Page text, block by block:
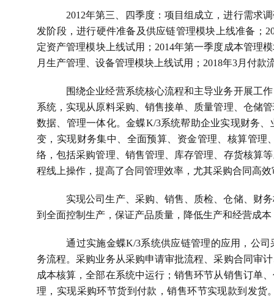
2012年第三、四季度：项目组成立，进行需求
发阶段，进行硬件准备及供应链管理模块上线准备；
定资产管理模块上线试用； 2014年第一季度成本管理
月生产管理、设备管理模块上线试用； 2018年3月付款
围绕企业经营系统核心流程和主导业务开展工
系统，实现从原料采购、销售接单、质量管理、仓储
数据、管理一体化。金蝶K/3系统帮助企业实现财务
变，实现财务集中、全面预算、资金管理、核算管
络，包括采购管理、销售管理、库存管理、存货核算
程线上操作，提高了合同管理效率，尤其采购合同高
实现公司生产、采购、销售、质检、仓储、财
到全面控制生产，保证产品质量，降低生产和经营成
通过实施金蝶K/3系统供应链管理的应用，公
务流程。采购业务从采购申请审批流程、采购合同审
成本核算，全部在系统中运行；销售环节从销售订单
理，实现采购环节货到付款，销售环节实现款到发